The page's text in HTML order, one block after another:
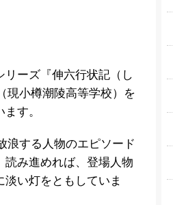
ーズ『伸六行状記（し
現小樽潮陵高等学校）を
す。
する人物のエピソード
み進めれば、登場人物
い灯をともしていま